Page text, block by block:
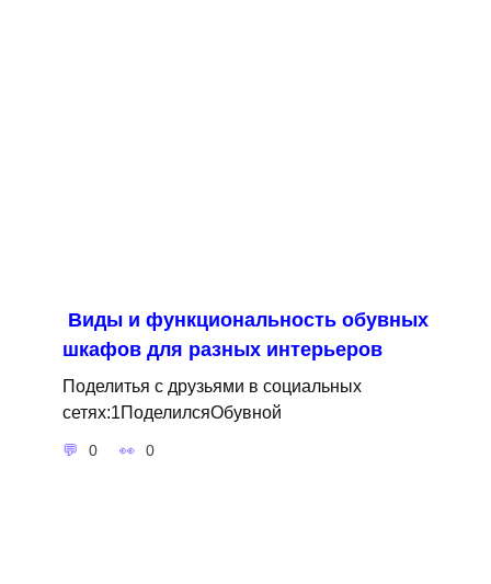
Виды и функциональность обувных
шкафов для разных интерьеров
Поделитья с друзьями в социальных
сетях:1ПоделилсяОбувной
0 0